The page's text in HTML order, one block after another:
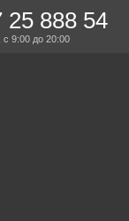
25 888 54
с 9:00 до 20:00